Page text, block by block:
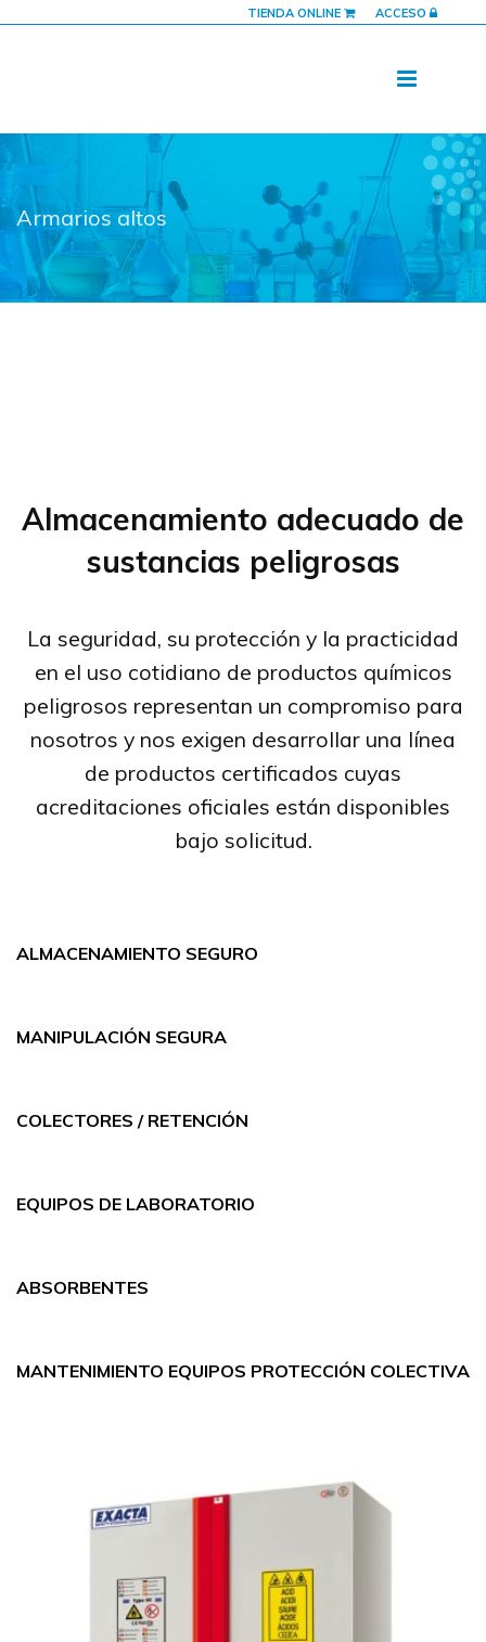
TIENDA ONLINE ACCESO
Armarios altos
Almacenamiento adecuado de
sustancias peligrosas
La seguridad, su protección y la practicidad
en el uso cotidiano de productos químicos
peligrosos representan un compromiso para
nosotros y nos exigen desarrollar una línea
de productos certificados cuyas
acreditaciones oficiales están disponibles
bajo solicitud.
ALMACENAMIENTO SEGURO
MANIPULACIÓN SEGURA
COLECTORES / RETENCIÓN
EQUIPOS DE LABORATORIO
ABSORBENTES
MANTENIMIENTO EQUIPOS PROTECCIÓN COLECTIVA